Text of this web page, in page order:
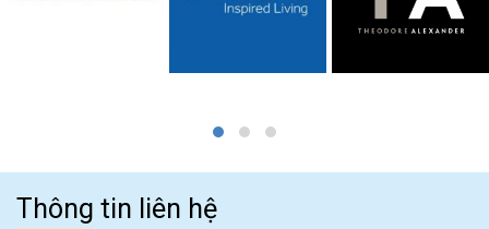
Thông tin liên hệ